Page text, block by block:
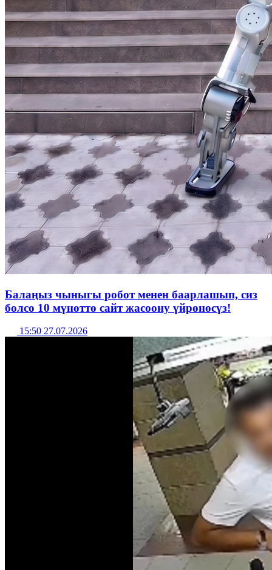
Балаңыз чыныгы робот менен баарлашып, сиз
болсо 10 мүнөттө сайт жасоону үйрөнөсүз!
15:50 27.07.2026